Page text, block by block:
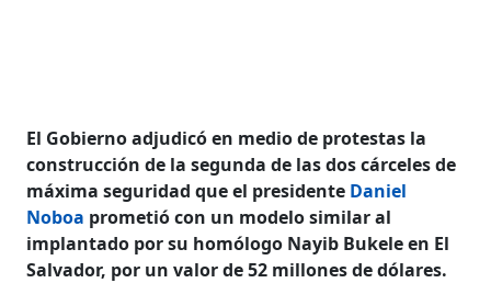
El Gobierno adjudicó en medio de protestas la
construcción de la segunda de las dos cárceles de
máxima seguridad que el presidente Daniel
Noboa prometió con un modelo similar al
implantado por su homólogo Nayib Bukele en El
Salvador, por un valor de 52 millones de dólares.